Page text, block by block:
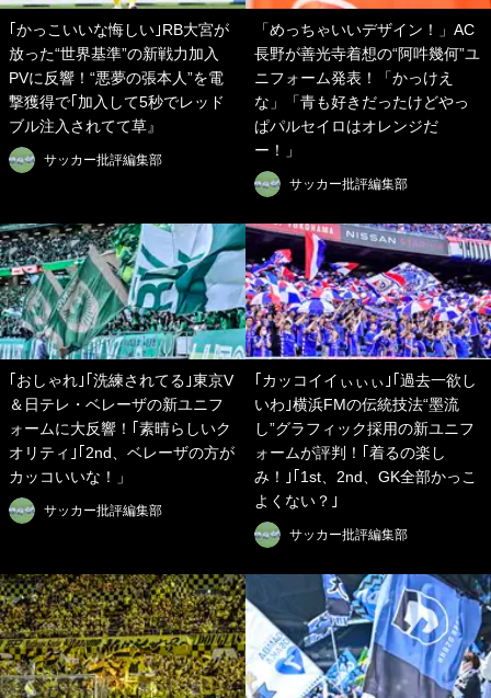
｢かっこいいな悔しい｣RB大宮が
放った“世界基準”の新戦力加入
PVに反響！“悪夢の張本人”を電
撃獲得で｢加入して5秒でレッド
ブル注入されてて草』
サッカー批評編集部
「めっちゃいいデザイン！」AC
長野が善光寺着想の“阿吽幾何”ユ
ニフォーム発表！「かっけえ
な」「青も好きだったけどやっ
ぱパルセイロはオレンジだ
ー！」
サッカー批評編集部
｢おしゃれ｣｢洗練されてる｣東京V
＆日テレ・ベレーザの新ユニフ
ォームに大反響！｢素晴らしいク
オリティ｣｢2nd、ベレーザの方が
カッコいいな！」
サッカー批評編集部
｢カッコイイぃぃぃ｣｢過去一欲し
いわ｣横浜FMの伝統技法“墨流
し”グラフィック採用の新ユニフ
ォームが評判！｢着るの楽し
み！｣｢1st、2nd、GK全部かっこ
よくない？｣
サッカー批評編集部